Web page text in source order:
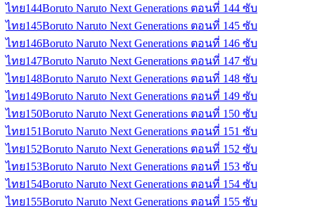
ไทย144Boruto Naruto Next Generations ตอนที่ 144 ซับ
ไทย145Boruto Naruto Next Generations ตอนที่ 145 ซับ
ไทย146Boruto Naruto Next Generations ตอนที่ 146 ซับ
ไทย147Boruto Naruto Next Generations ตอนที่ 147 ซับ
ไทย148Boruto Naruto Next Generations ตอนที่ 148 ซับ
ไทย149Boruto Naruto Next Generations ตอนที่ 149 ซับ
ไทย150Boruto Naruto Next Generations ตอนที่ 150 ซับ
ไทย151Boruto Naruto Next Generations ตอนที่ 151 ซับ
ไทย152Boruto Naruto Next Generations ตอนที่ 152 ซับ
ไทย153Boruto Naruto Next Generations ตอนที่ 153 ซับ
ไทย154Boruto Naruto Next Generations ตอนที่ 154 ซับ
ไทย155Boruto Naruto Next Generations ตอนที่ 155 ซับ